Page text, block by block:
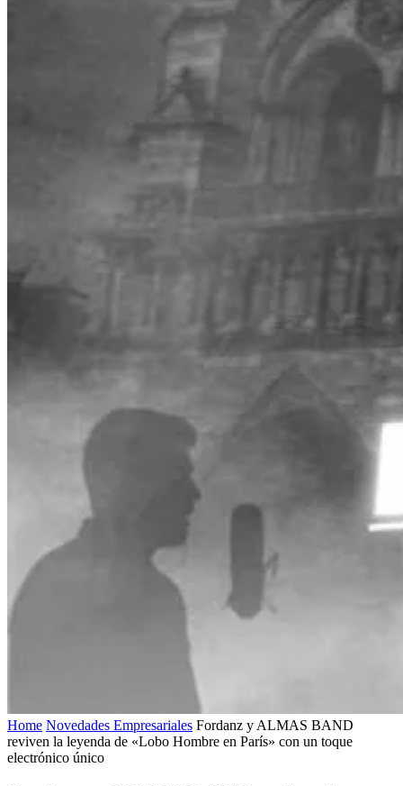
Home Novedades Empresariales Fordanz y ALMAS BAND
reviven la leyenda de «Lobo Hombre en París» con un toque
electrónico único